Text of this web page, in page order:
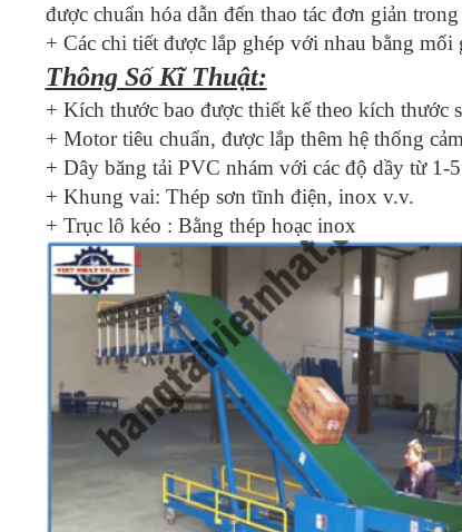
được chuẩn hóa dẫn đến thao tác đơn giản
+ Các chi tiết được lắp ghép với nhau bằng
Thông Số Kĩ Thuật:
+ Kích thước bao được thiết kế theo kích thước
+ Motor tiêu chuẩn, được lắp thêm hệ thống
+ Dây băng tải PVC nhám với các độ dầy từ 1-
+ Khung vai: Thép sơn tĩnh điện, inox v.v.
+ Trục lô kéo : Bằng thép hoạc inox